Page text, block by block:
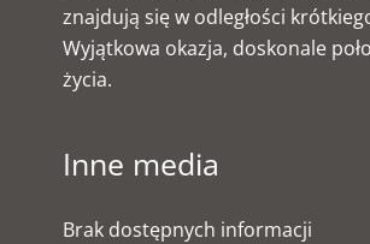
znajdują się w odległości
Wyjątkowa okazja, doskonale
życia.
Inne media
Brak dostępnych informacji